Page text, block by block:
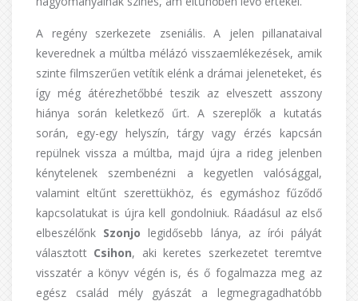
A regény szerkezete zseniális. A jelen pillanataival
keverednek a múltba mélázó visszaemlékezések, amik
szinte filmszerűen vetítik elénk a drámai jeleneteket, és
így még átérezhetőbbé teszik az elveszett asszony
hiánya során keletkező űrt. A szereplők a kutatás
során, egy-egy helyszín, tárgy vagy érzés kapcsán
repülnek vissza a múltba, majd újra a rideg jelenben
kénytelenek szembenézni a kegyetlen valósággal,
valamint eltűnt szerettükhöz, és egymáshoz fűződő
kapcsolatukat is újra kell gondolniuk. Ráadásul az első
elbeszélőnk Szonjo legidősebb lánya, az írói pályát
választott Csihon, aki keretes szerkezetet teremtve
visszatér a könyv végén is, és ő fogalmazza meg az
egész család mély gyászát a legmegragadhatóbb